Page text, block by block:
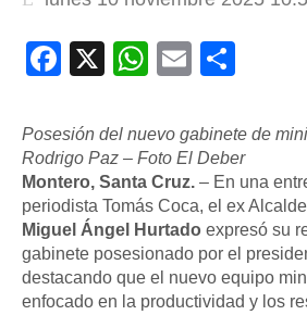
Facebook
X WhatsApp
Email
Posesión del nuevo gabinete de
Rodrigo Paz – Foto El Deber
Montero, Santa Cruz. – En una
periodista Tomás Coca, el ex
Miguel Ángel Hurtado expresó su
gabinete posesionado por el
destacando que el nuevo equipo
enfocado en la productividad y los